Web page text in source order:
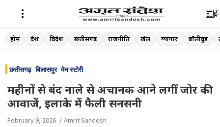
Skip
to
होम देश विदेश छत्तीसगढ़ राजनीति खेल व्यापार बॉलीवुड
छत्तीसगढ़ बिलासपुर मेन स्टोरी
महीनों से बंद नाले से अचानक आने लगीं जोर की
आवाजें, इलाके में फैली सनसनी
February 9, 2026 Amrit Sandesh